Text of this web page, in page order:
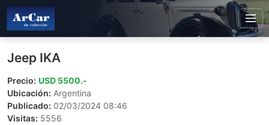
Jeep IKA
Precio: USD 5500.-
Ubicación: Argentina
Publicado: 02/03/2024 08:46
Visitas: 5556